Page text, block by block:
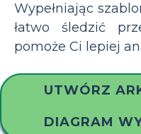
Wypełniając
łatwo śledzić
pomoże Ci lepiej
UTWÓRZ
DIAGRAM